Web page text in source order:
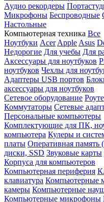
Аудио рекордеры
Микрофоны Беспроводные
Настольные
Компьютерная техника Все
Ноутбуки Acer Apple Asus
Недорогие Для учебы Для
Аксессуары для ноутбуков
ноутбуков Чехлы для
Адаптеры USB портов
аксессуары для ноутбуков
Сетевое оборудование
Коммутаторы Сетевые
Персональные компьютеры
Комплектующие для ПК,
компьютера Кулеры и
платы Оперативная память
диски, SSD Звуковые карты
Корпуса для компьютеров
Компьютерная периферия
клавиатура Компьютерные
камеры Компьютерные
Компьютерные микрофоны